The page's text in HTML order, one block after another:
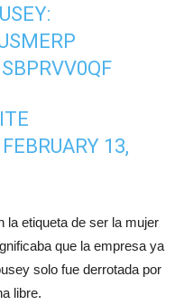
FEBRUARY 13,
la etiqueta de ser la mujer
que la empresa ya
solo fue derrotada por
libre.